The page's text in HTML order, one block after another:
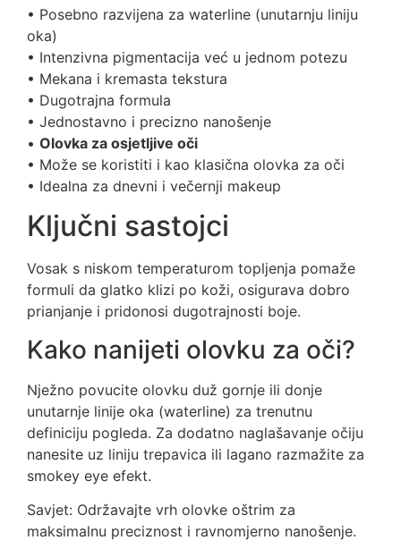
• Posebno razvijena za waterline (unutarnju liniju
oka)
• Intenzivna pigmentacija već u jednom potezu
• Mekana i kremasta tekstura
• Dugotrajna formula
• Jednostavno i precizno nanošenje
• Olovka za osjetljive oči
• Može se koristiti i kao klasična olovka za oči
• Idealna za dnevni i večernji makeup
Ključni sastojci
Vosak s niskom temperaturom topljenja pomaže
formuli da glatko klizi po koži, osigurava dobro
prianjanje i pridonosi dugotrajnosti boje.
Kako nanijeti olovku za oči?
Nježno povucite olovku duž gornje ili donje
unutarnje linije oka (waterline) za trenutnu
definiciju pogleda. Za dodatno naglašavanje očiju
nanesite uz liniju trepavica ili lagano razmažite za
smokey eye efekt.
Savjet: Održavajte vrh olovke oštrim za
maksimalnu preciznost i ravnomjerno nanošenje.